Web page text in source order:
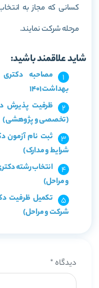
کسانى که مجاز به
مرحله شرکت نمایند.
شاید علاقمند باشید:
مصاحبه
بهداشت 1401
(تخصصی و پژوهشی)
شرایط و مدارک)
و مراحل)
شرکت و مراحل)
دیدگاه *